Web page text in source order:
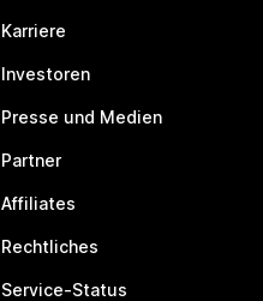
Karriere
Investoren
Presse und Medien
Partner
Affiliates
Rechtliches
Service-Status